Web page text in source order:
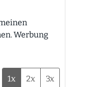
Werbung
1x 2x 3x